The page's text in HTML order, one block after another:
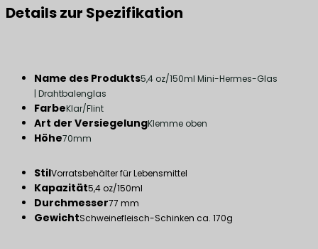
Details zur Spezifikation
Name des Produkts5,4 oz/150ml Mini-Hermes-Glas
| Drahtbalenglas
FarbeKlar/Flint
Art der VersiegelungKlemme oben
Höhe70mm
StilVorratsbehälter für Lebensmittel
Kapazität5,4 oz/150ml
Durchmesser77 mm
GewichtSchweinefleisch-Schinken ca. 170g